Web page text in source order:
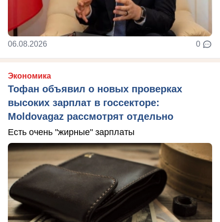
06.08.2026 0
Экономика
Тофан объявил о новых проверках
высоких зарплат в госсекторе:
Moldovagaz рассмотрят отдельно
Есть очень "жирные" зарплаты